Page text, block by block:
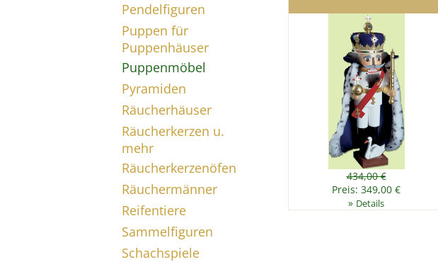
Pendelfiguren
Puppen für
Puppenhäuser
Puppenmöbel
Pyramiden
Räucherhäuser
Räucherkerzen u.
mehr
Räucherkerzenöfen
Räuchermänner
Reifentiere
Sammelfiguren
Schachspiele
434,00 €
Preis: 349,00 €
» Details